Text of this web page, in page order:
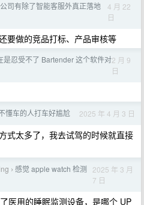
司有除了智能客服外真正落地
4 月 22
日
要做的竞品打标、产品审核等
是忍受不了 Bartender 这个软件对2 月 9
日
懂车的人打车好尴尬 2025 年 4 月 3 日
式太多了，我去试驾的时候就直接
› 感觉 apple watch 检测
2025 年 3 月
7 日
医用的睡眠监测设备，是哪个 UP